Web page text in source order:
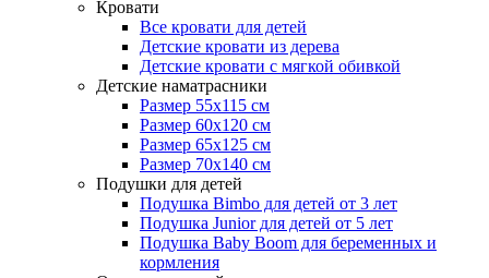
Кровати
Все кровати для детей
Детские кровати из дерева
Детские кровати с мягкой обивкой
Детские наматрасники
Размер 55x115 см
Размер 60x120 см
Размер 65x125 см
Размер 70x140 см
Подушки для детей
Подушка Bimbo для детей от 3 лет
Подушка Junior для детей от 5 лет
Подушка Baby Boom для беременных и
кормления